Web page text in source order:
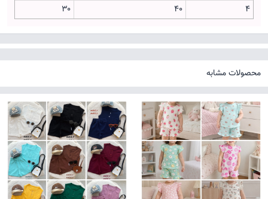
۴
۴۰ ۳۰
محصولات مشابه